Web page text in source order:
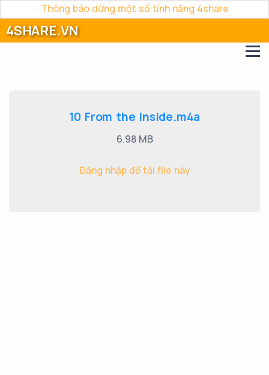
Thông báo dừng một số tính năng 4share
4SHARE.VN
10 From the Inside.m4a
6.98 MB
Đăng nhập để tải file này